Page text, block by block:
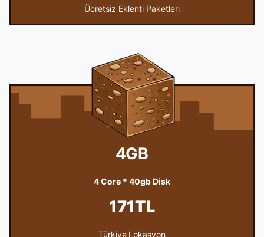
Ücretsiz Eklenti Paketleri
4GB
4 Core * 40gb Disk
171TL
Türkiye Lokasyon